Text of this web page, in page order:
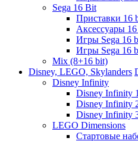
Sega 16 Bit
Приставки 16
Аксессуары
Игры Sega 16
Игры Sega 16
Mix (8+16 bit)
Disney, LEGO, Skylanders
Disney Infinity
Disney Infinity
Disney Infinity
Disney Infinity
LEGO Dimensions
Стартовые